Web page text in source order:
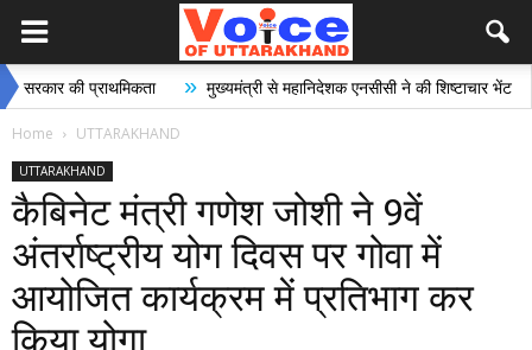
प्राथमिकता » मुख्यमंत्री से महानिदेशक एनसीसी ने की शिष्टाचार भेंट »
Home UTTARAKHAND
UTTARAKHAND
कैबिनेट मंत्री गणेश जोशी ने 9वें
अंतर्राष्ट्रीय योग दिवस पर गोवा में
आयोजित कार्यक्रम में प्रतिभाग कर
किया योगा